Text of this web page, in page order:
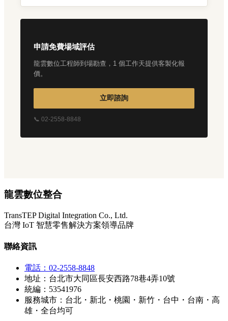
申請免費場域評估
龍雲數位工程師到場勘查，1 個工作天提供客製化報
價。
立即諮詢
📞 02-2558-8848
龍雲數位整合
TransTEP Digital Integration Co., Ltd.
台灣 IoT 智慧零售解決方案領導品牌
聯絡資訊
電話：02-2558-8848
地址：台北市大同區長安西路78巷4弄10號
統編：53541976
服務城市：台北・新北・桃園・新竹・台中・台南・高
雄・全台均可